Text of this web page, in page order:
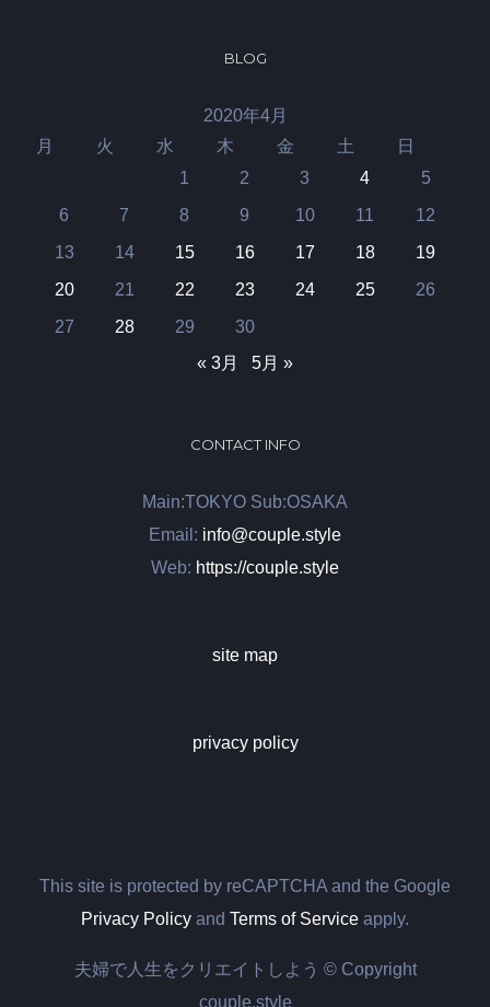
BLOG
2020年4月
月 火 水 木 金 土 日
1 2 3 4
5
6
7 8 9 10 11
12
13
14 15 16 17 18
19
20
21 22 23 24 25
26
27
28 29
30
« 3月
5月 »
CONTACT INFO
Main:TOKYO Sub:OSAKA
Email: info@couple.style
Web: https://couple.style
site map
privacy policy
This site is protected by reCAPTCHA and the Google
Privacy Policy and Terms of Service apply.
夫婦で人生をクリエイトしよう © Copyright
couple.style